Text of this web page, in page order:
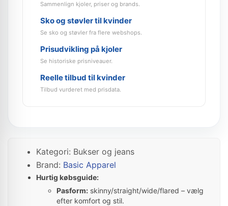
Sammenlign kjoler, priser og brands.
Sko og støvler til kvinder
Se sko og støvler fra flere webshops.
Prisudvikling på kjoler
Se historiske prisniveauer.
Reelle tilbud til kvinder
Tilbud vurderet med prisdata.
Kategori: Bukser og jeans
Brand: Basic Apparel
Hurtig købsguide:
Pasform: skinny/straight/wide/flared – vælg
efter komfort og stil.